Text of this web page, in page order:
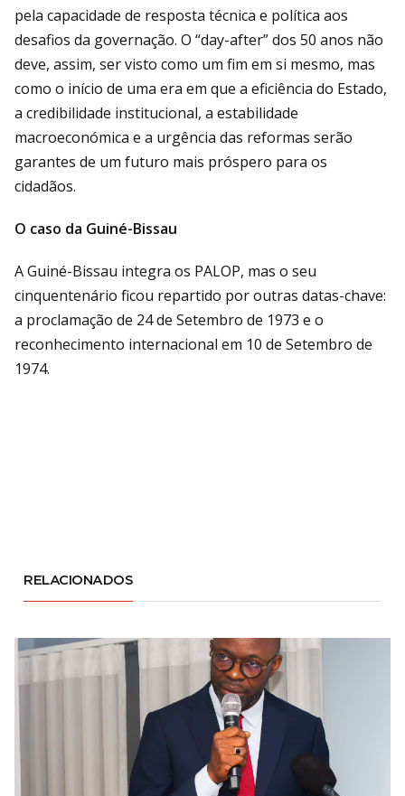
pela capacidade de resposta técnica e política aos
desafios da governação. O “day-after” dos 50 anos não
deve, assim, ser visto como um fim em si mesmo, mas
como o início de uma era em que a eficiência do Estado,
a credibilidade institucional, a estabilidade
macroeconómica e a urgência das reformas serão
garantes de um futuro mais próspero para os
cidadãos.
O caso da Guiné-Bissau
A Guiné-Bissau integra os PALOP, mas o seu
cinquentenário ficou repartido por outras datas-chave:
a proclamação de 24 de Setembro de 1973 e o
reconhecimento internacional em 10 de Setembro de
1974.
RELACIONADOS